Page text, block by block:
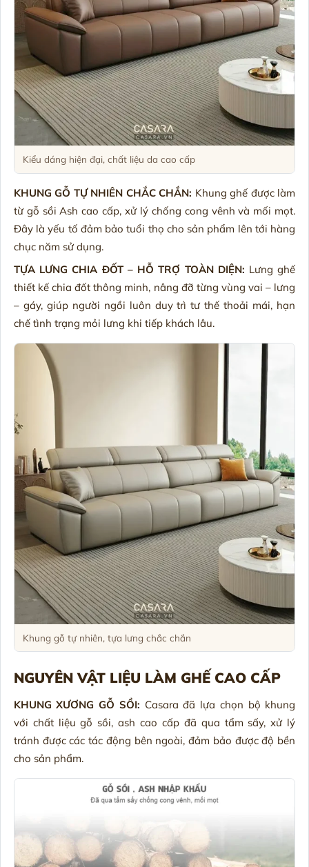
Kiểu dáng hiện đại, chất liệu da cao cấp
KHUNG GỖ TỰ NHIÊN CHẮC CHẮN: Khung ghế được làm
từ gỗ sồi Ash cao cấp, xử lý chống cong vênh và mối mọt.
Đây là yếu tố đảm bảo tuổi thọ cho sản phẩm lên tới hàng
chục năm sử dụng.
TỰA LƯNG CHIA ĐỐT – HỖ TRỢ TOÀN DIỆN: Lưng ghế
thiết kế chia đốt thông minh, nâng đỡ từng vùng vai – lưng
– gáy, giúp người ngồi luôn duy trì tư thế thoải mái, hạn
chế tình trạng mỏi lưng khi tiếp khách lâu.
Khung gỗ tự nhiên, tựa lưng chắc chắn
NGUYÊN VẬT LIỆU LÀM GHẾ CAO CẤP
KHUNG XƯƠNG GỖ SỒI: Casara đã lựa chọn bộ khung
với chất liệu gỗ sồi, ash cao cấp đã qua tẩm sấy, xử lý
tránh được các tác động bên ngoài, đảm bảo được độ bền
cho sản phẩm.